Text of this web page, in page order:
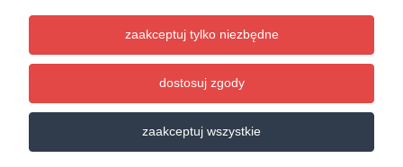
Zakupy Ważne Pomoc
zaakceptuj tylko niezbędne
dostosuj zgody
zaakceptuj wszystkie